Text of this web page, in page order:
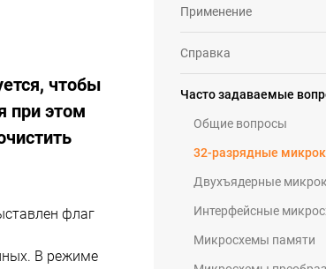
чтобы
при этом
флаг
В режиме
Применение
Справка
Часто задаваемые
Общие вопросы
32-разрядные
Двухъядерные
Интерфейсные
Микросхемы памяти